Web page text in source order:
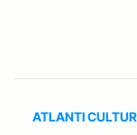
ATLANTI